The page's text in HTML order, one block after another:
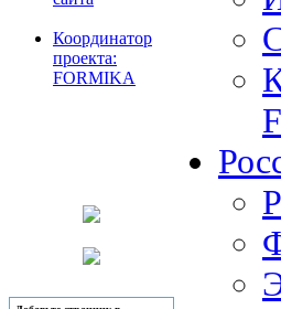
Координатор
проекта:
FORMIKA